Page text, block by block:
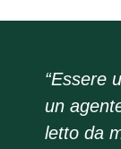
“Essere
un
letto da